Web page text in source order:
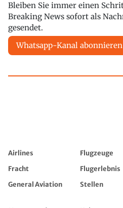
Bleiben Sie immer einen
Breaking News sofort als
gesendet.
Whatsapp-Kanal abonnieren
Airlines Flugzeuge
Fracht
Flugerlebnis
General Aviation
Stellen